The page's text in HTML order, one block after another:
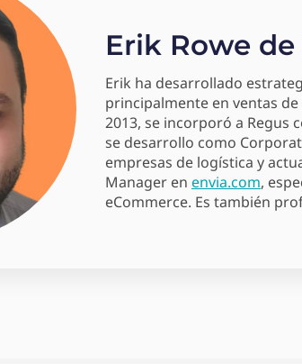
Erik Rowe
Erik ha desarrollado
principalmente en ventas
2013, se incorporó a Regus
se desarrollo como
empresas de logística y
Manager en envia.com,
eCommerce. Es también